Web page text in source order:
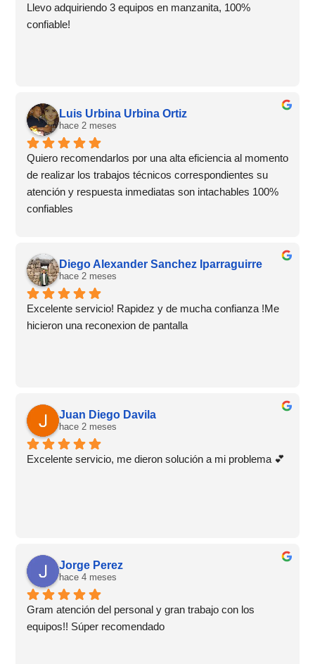
duda, recomiendo este lugar por su excelente servicio,
atención al cliente y garantía. ¡Una experiencia
Llevo adquiriendo 3 equipos en manzanita, 100%
confiable!
Luis Urbina Urbina Ortiz
hace 2 meses
Quiero recomendarlos por una alta eficiencia al momento
de realizar los trabajos técnicos correspondientes su
atención y respuesta inmediatas son intachables 100%
confiables
Diego Alexander Sanchez Iparraguirre
hace 2 meses
Excelente servicio! Rapidez y de mucha confianza !Me
hicieron una reconexion de pantalla
Juan Diego Davila
hace 2 meses
Excelente servicio, me dieron solución a mi problema 💕
Jorge Perez
hace 4 meses
Gram atención del personal y gran trabajo con los
equipos!! Súper recomendado